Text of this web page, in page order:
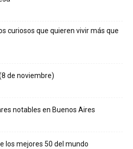
curiosos que quieren vivir más que
de noviembre)
notables en Buenos Aires
los mejores 50 del mundo